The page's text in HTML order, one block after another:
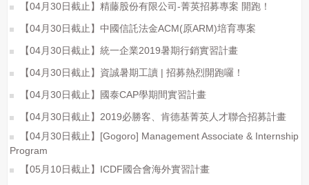
【04月30日截止】精藤股份有限公司-菁英招募專案 開跑！
【04月30日截止】中國信託法金ACM(原ARM)培育專案
【04月30日截止】統一企業2019暑期行銷實習計畫
【04月30日截止】資誠暑期工讀 | 招募熱烈開跑囉！
【04月30日截止】國泰CAP學期間實習計畫
【04月30日截止】2019必勝客、肯德基菁英人才聯合招募計畫
【04月30日截止】[Gogoro] Management Associate & Internship
Program
【05月10日截止】ICDF國合會海外實習計畫